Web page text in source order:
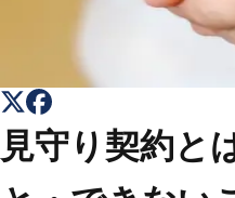
お問い合わせ
見守り契約と